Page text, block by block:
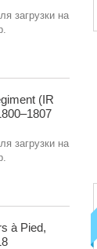
загрузки на
(IR
загрузки на
à Pied,